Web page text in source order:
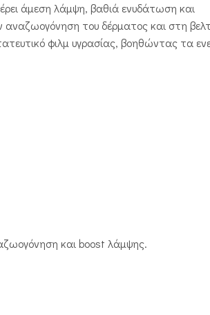
άμεση λάμψη, βαθιά ενυδάτωση και
αναζωογόνηση του δέρματος και στη
φιλμ υγρασίας, βοηθώντας τα
και boost λάμψης.